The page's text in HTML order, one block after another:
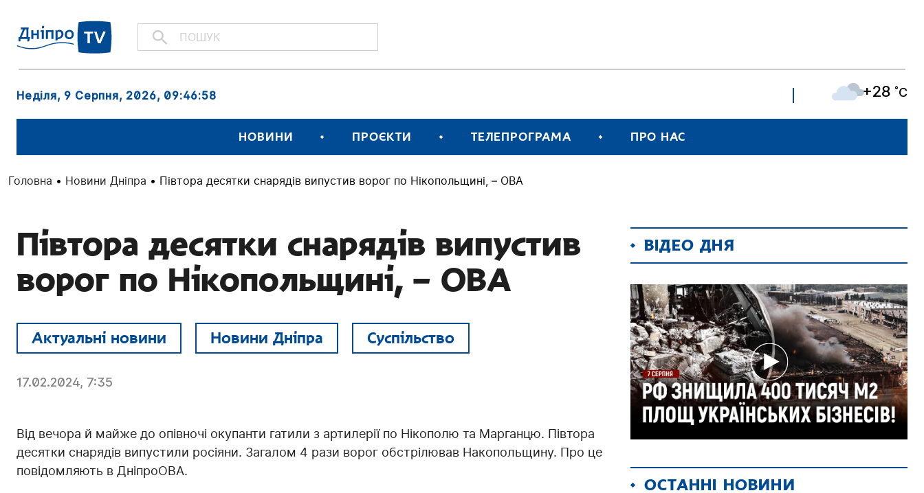
Неділя, 9 Серпня, 2026, 09:46:59 +28 ˚C
НОВИНИ ПРОЄКТИ ТЕЛЕПРОГРАМА ПРО НАС
Головна • Новини Дніпра • Півтора десятки снарядів випустив ворог по Нікопольщині, – ОВА
Півтора десятки снарядів випустив
ворог по Нікопольщині, – ОВА
Актуальні новини Новини Дніпра Суспільство
17.02.2024, 7:35
Від вечора й майже до опівночі окупанти гатили з артилерії по Нікополю та Марганцю. Півтора
десятки снарядів випустили росіяни. Загалом 4 рази ворог обстрілював Накопольщину. Про це
повідомляють в ДніпроОВА.
ВІДЕО ДНЯ
ОСТАННІ НОВИНИ